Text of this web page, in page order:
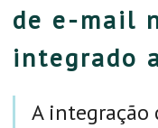
de e-mail
integrado
A